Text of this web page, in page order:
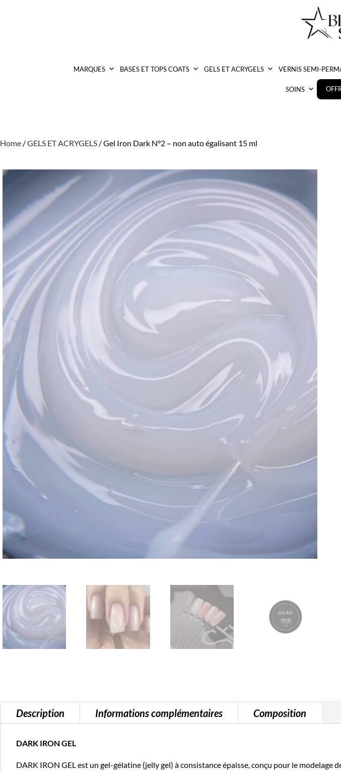
MARQUES BASES ET TOPS COATS GELS ET ACRYGELS VERNIS SEMI-
SOINS
Home /GELS ET ACRYGELS / Gel Iron Dark N°2 – non auto égalisant 15 ml
Description Informations complémentaires Composition
DARK IRON GEL
DARK IRON GEL est un gel-gélatine (jelly gel) à consistance épaisse, conçu pour le modelage